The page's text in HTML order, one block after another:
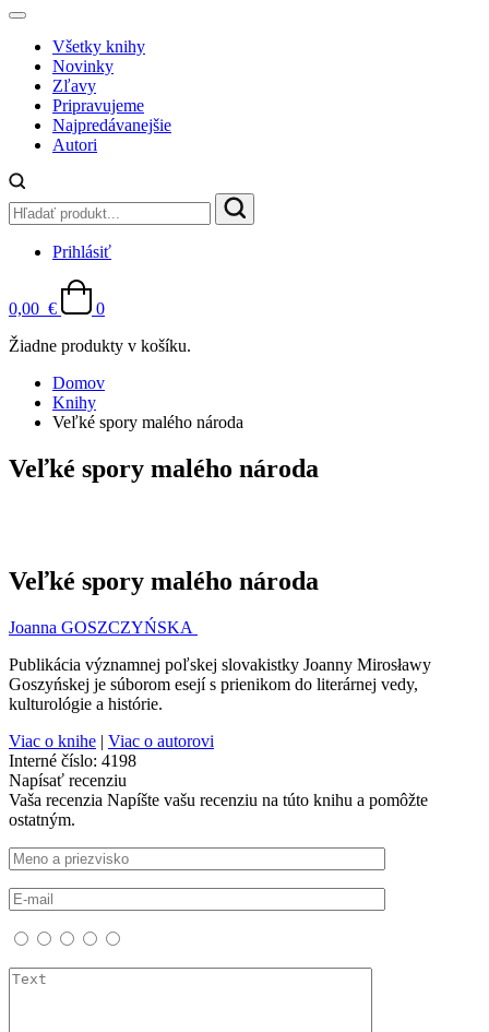
Všetky knihy
Novinky
Zľavy
Pripravujeme
Najpredávanejšie
Autori
Prihlásiť
0,00 €
0
Žiadne produkty v košíku.
Domov
Knihy
Veľké spory malého národa
Veľké spory malého národa
Veľké spory malého národa
Joanna GOSZCZYŃSKA
Publikácia významnej poľskej slovakistky Joanny Mirosławy
Goszyńskej je súborom esejí s prienikom do literárnej vedy,
kulturológie a histórie.
Viac o knihe | Viac o autorovi
Interné číslo: 4198
Napísať recenziu
Vaša recenzia Napíšte vašu recenziu na túto knihu a pomôžte
ostatným.